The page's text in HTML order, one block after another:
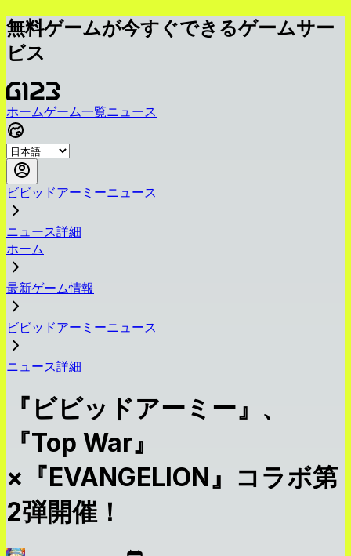
無料ゲームが今すぐできるゲームサー
ビス
ホームゲーム一覧ニュース
ビビッドアーミーニュース
ニュース詳細
ホーム
最新ゲーム情報
ビビッドアーミーニュース
ニュース詳細
『ビビッドアーミー』、
『Top War』
×『EVANGELION』コラボ第
2弾開催！